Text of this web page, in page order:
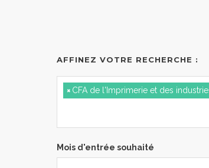
AFFINEZ VOTRE RECHERCHE :
× CFA de l'Imprimerie et des
Mois d'entrée souhaité